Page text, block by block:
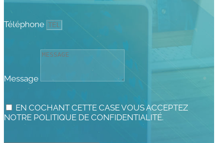
Téléphone
Message
EN COCHANT CETTE CASE VOUS ACCEPTEZ
NOTRE POLITIQUE DE CONFIDENTIALITÉ.